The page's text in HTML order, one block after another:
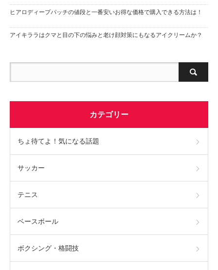
ヒアロディープパッチの値段と一番安いお得な価格で購入できる方法は！
アイキララはクマと目の下の悩みと老け顔対策にもなるアイクリームか？
カテゴリー
ちょ待てよ！気になる話題
サッカー
テニス
ベースボール
ボクシング・格闘技